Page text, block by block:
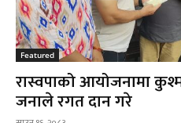
Featured
रास्वपाको आयोजनामा
जनाले रगत दान गरे